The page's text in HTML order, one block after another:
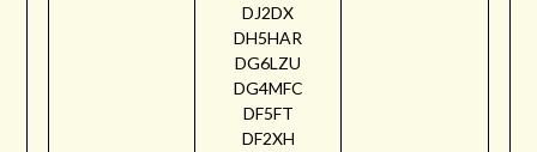
DJ2DX
DH5HAR
DG6LZU
DG4MFC
DF5FT
DF2XH